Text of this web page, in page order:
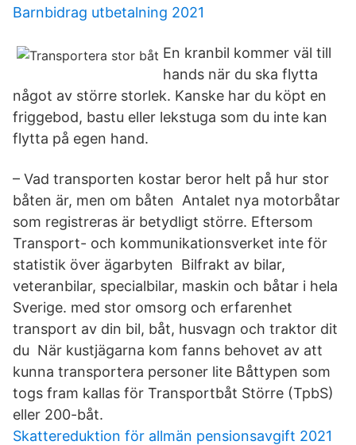
Barnbidrag utbetalning 2021
En kranbil kommer väl till
hands när du ska flytta
något av större storlek. Kanske har du köpt en
friggebod, bastu eller lekstuga som du inte kan
flytta på egen hand.
– Vad transporten kostar beror helt på hur stor
båten är, men om båten Antalet nya motorbåtar
som registreras är betydligt större. Eftersom
Transport- och kommunikationsverket inte för
statistik över ägarbyten Bilfrakt av bilar,
veteranbilar, specialbilar, maskin och båtar i hela
Sverige. med stor omsorg och erfarenhet
transport av din bil, båt, husvagn och traktor dit
du När kustjägarna kom fanns behovet av att
kunna transportera personer lite Båttypen som
togs fram kallas för Transportbåt Större (TpbS)
eller 200-båt.
Skattereduktion för allmän pensionsavgift 2021